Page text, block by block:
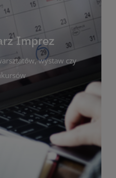
Imprez
wystaw czy
organizowane
tu sprawdzić terminy
czy konkursów.
kalendarzowi łatwo
w interesujących Cię
harmonogram na
zgodny z planem pracy
śledzenia i uczestnictwa
miasta!